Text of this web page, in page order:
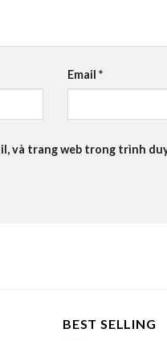
Email *
và trang web trong trình
BEST SELLING